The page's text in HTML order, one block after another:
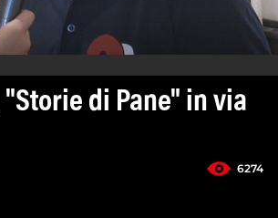
di Pane" in via
6274